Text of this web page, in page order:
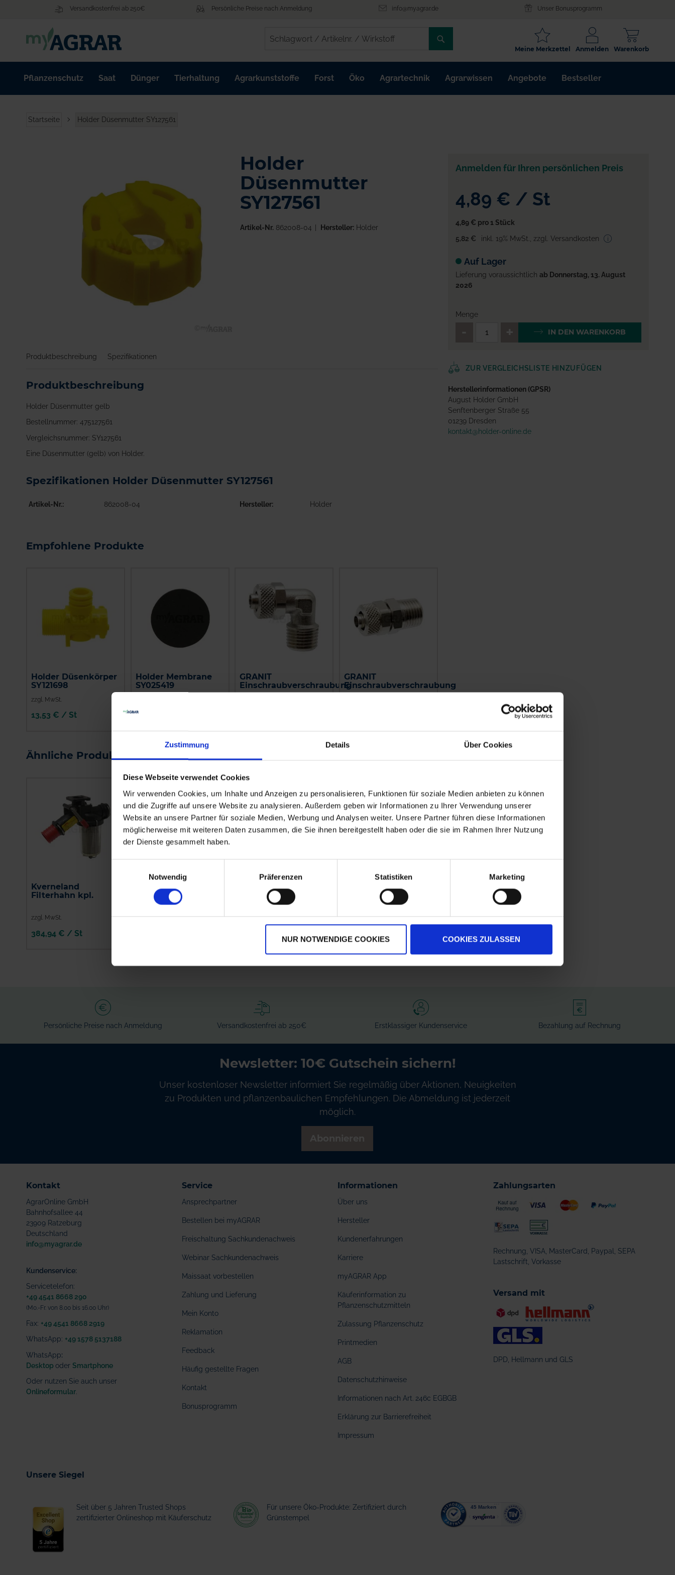
Zustimmung Details Über Cookies
Diese Webseite verwendet Cookies
Wir verwenden Cookies, um Inhalte und Anzeigen zu personalisieren, Funktionen für soziale Medien anbieten zu können
und die Zugriffe auf unsere Website zu analysieren. Außerdem geben wir Informationen zu Ihrer Verwendung unserer
Website an unsere Partner für soziale Medien, Werbung und Analysen weiter. Unsere Partner führen diese Informationen
möglicherweise mit weiteren Daten zusammen, die Sie ihnen bereitgestellt haben oder die sie im Rahmen Ihrer Nutzung
der Dienste gesammelt haben.
Notwendig
Präferenzen Statistiken Marketing
NUR NOTWENDIGE COOKIES COOKIES ZULASSEN
Versandkostenfrei ab 250€ Persönliche Preise nach Anmeldung info@myagrar.de Unser Bonusprogramm
/
ARTIKELNR.
/
Warenkorb
Anmelden
Meine Merkzettel
Pflanzenschutz Saat Dünger Tierhaltung Agrarkunststoffe Forst Öko Agrartechnik Agrarwissen Angebote Bestseller
Startseite Holder Düsenmutter SY127561
der
springen
Holder
Düsenmutter
SY127561
Artikel-Nr. 862008-04 Hersteller:Holder
Produktbeschreibung Spezifikationen
Produktbeschreibung
Holder Düsenmutter gelb
Bestellnummer: 475127561
Vergleichsnummer: SY127561
Eine Düsenmutter (gelb) von Holder.
Spezifikationen Holder Düsenmutter SY127561
Artikel-Nr. 862008-04 Hersteller Holder
Empfohlene Produkte
Holder Düsenkörper
SY121698
zzgl. MwSt.
13,53 € / St
Holder Membrane
SY025419
4,70 € / St
IN DEN
WARENKORB
GRANIT
Einschraubverschraubung
IN DEN
GRANIT
Einschraubverschraubung
IN DEN
Ähnliche Produkte
Kverneland
Filterhahn kpl.
zzgl. MwSt.
384,94 € / St
GRANIT
Spritzenschlauch
Innen-Ø 8 mm
zzgl. MwSt.
Amazone Schlauch, 1
zzgl. MwSt.
IN DEN
Alternativhahn
zzgl. MwSt.
IN DEN
Anmelden für Ihren persönlichen Preis
4,89 € / St
4,89 € pro 1 Stück
5,82 €
inkl. 19% MwSt. zzgl. Versandkosten
Auf Lager
Lieferung voraussichtlich ab Donnerstag, 13. August
2026
Menge
QTY_CONTROL_DECREASE
IN DEN WARENKORB
ZUR VERGLEICHSLISTE HINZUFÜGEN
Herstellerinformationen (GPSR)
August Holder GmbH
Senftenberger Straße 55
01239 Dresden
kontakt@holder-online.de
Persönliche Preise nach Anmeldung Versandkostenfrei ab 250€ Erstklassiger Kundenservice Bezahlung auf Rechnung
Newsletter: 10€ Gutschein sichern!
Unser kostenloser Newsletter informiert Sie regelmäßig über Aktionen, Neuigkeiten
zu Produkten und pflanzenbaulichen Empfehlungen. Die Abmeldung ist jederzeit
möglich.
Kontakt
AgrarOnline GmbH
Bahnhofsallee 44
23909 Ratzeburg
Deutschland
info@myagrar.de
Kundenservice:
Servicetelefon:
+49 4541 8668 290
(Mo.-Fr. von 8.00 bis 16.00 Uhr)
Fax: +49 4541 8668 2919
WhatsApp: +49 1578 5137188
WhatsApp:
Desktop oder Smartphone
Oder nutzen Sie auch unser
Onlineformular
Service
Ansprechpartner
Bestellen bei myAGRAR
Freischaltung Sachkundenachweis
Webinar Sachkundenachweis
Maissaat vorbestellen
Zahlung und Lieferung
Mein Konto
Reklamation
Feedback
Häufig gestellte Fragen
Kontakt
Bonusprogramm
Informationen
Über uns
Hersteller
Kundenerfahrungen
Karriere
myAGRAR App
Käuferinformation zu
Pflanzenschutzmitteln
Zulassung Pflanzenschutz
Printmedien
AGB
Datenschutzhinweise
Informationen nach Art. 246c EGBGB
Erklärung zur Barrierefreiheit
Impressum
Zahlungsarten
Rechnung, VISA, MasterCard, Paypal, SEPA
Lastschrift, Vorkasse
Versand mit
DPD, Hellmann und GLS
Unsere Siegel
Seit über 5 Jahren Trusted Shops
zertifizierter Onlineshop mit Käuferschutz
Für unsere Öko-Produkte: Zertifiziert durch
Grünstempel